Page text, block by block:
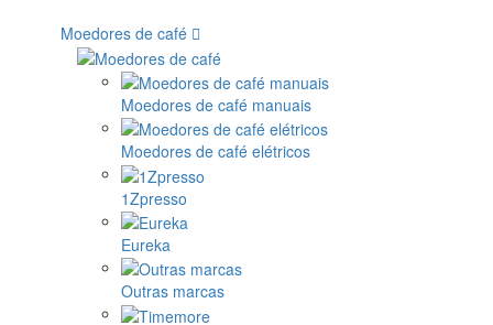
Moedores de café
Moedores de café manuais
Moedores de café elétricos
1Zpresso
Eureka
Outras marcas